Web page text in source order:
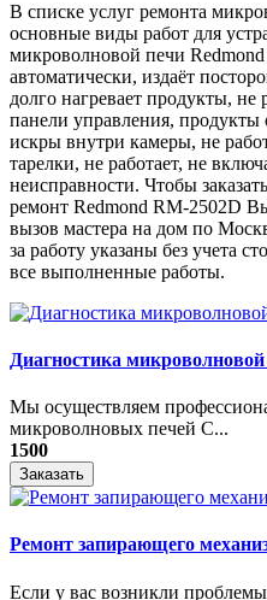
В списке услуг ремонта
основные виды работ для
микроволновой печи
автоматически, издаёт
долго нагревает продукты,
панели управления,
искры внутри камеры, не
тарелки, не работает, не
неисправности. Чтобы
ремонт Redmond RM-2502D
вызов мастера на дом по
за работу указаны без учета
все выполненные работы.
Диагностика
Мы осуществляем
микроволновых печей С...
1500
Заказать
Ремонт запирающего
Если у вас возникли